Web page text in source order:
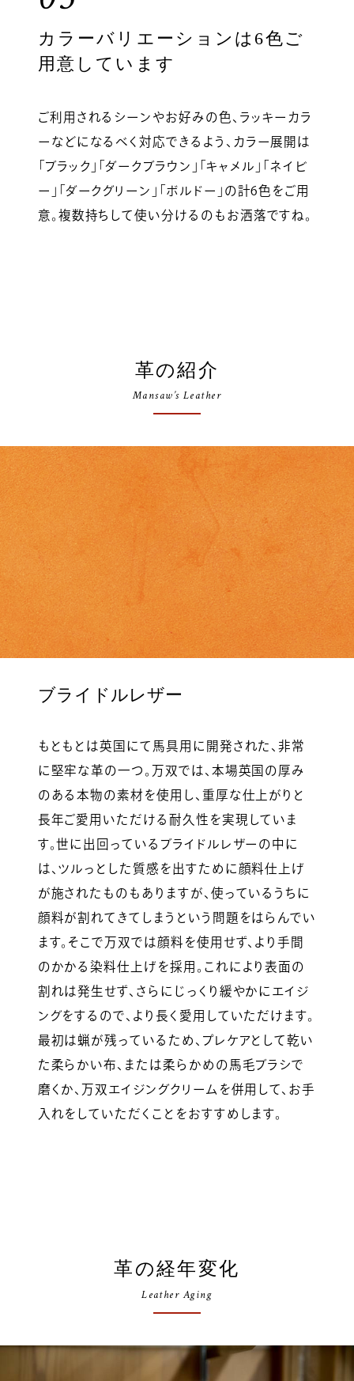
カラーバリエーションは6色ご
用意しています
ご利用されるシーンやお好みの色、ラッキーカラ
ーなどになるべく対応できるよう、カラー展開は
「ブラック」「ダークブラウン」「キャメル」「ネイビ
ー」「ダークグリーン」「ボルドー」の計6色をご用
意。複数持ちして使い分けるのもお洒落ですね。
革の紹介
Mansaw’s Leather
ブライドルレザー
もともとは英国にて馬具用に開発された、非常
に堅牢な革の一つ。万双では、本場英国の厚み
のある本物の素材を使用し、重厚な仕上がりと
長年ご愛用いただける耐久性を実現していま
す。世に出回っているブライドルレザーの中に
は、ツルっとした質感を出すために顔料仕上げ
が施されたものもありますが、使っているうちに
顔料が割れてきてしまうという問題をはらんでい
ます。そこで万双では顔料を使用せず、より手間
のかかる染料仕上げを採用。これにより表面の
割れは発生せず、さらにじっくり緩やかにエイジ
ングをするので、より長く愛用していただけます。
最初は蝋が残っているため、プレケアとして乾い
た柔らかい布、または柔らかめの馬毛ブラシで
磨くか、万双エイジングクリームを併用して、お手
入れをしていただくことをおすすめします。
革の経年変化
Leather Aging